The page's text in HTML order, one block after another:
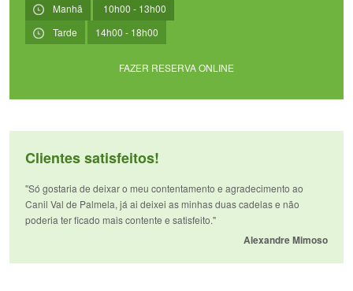
Manhã
10h00 - 13h00
Tarde
14h00 - 18h00
FAZER RESERVA ONLINE
Clientes satisfeitos!
"Só gostaria de deixar o meu contentamento e agradecimento ao
Canil Val de Palmela, já ai deixei as minhas duas cadelas e não
poderia ter ficado mais contente e satisfeito."
Alexandre Mimoso